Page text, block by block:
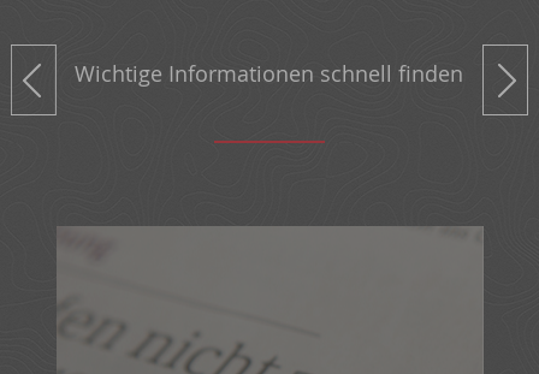
Wichtige Informationen schnell finden